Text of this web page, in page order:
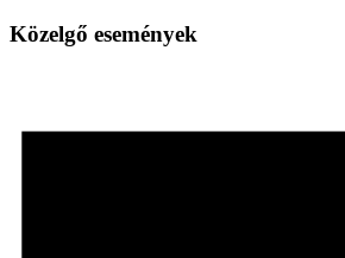
Közelgő események